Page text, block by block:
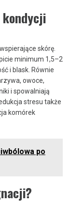
skórę.
minimum 1,5–2
i blask. Równie
owoce,
i spowalniają
stresu także
komórek
po